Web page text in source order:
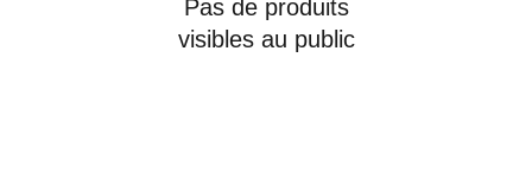
Pas de produits
visibles au public